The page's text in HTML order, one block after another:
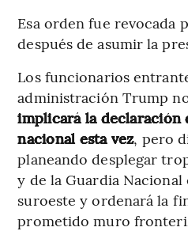
Esa orden fue revocada
después de asumir la
Los funcionarios
administración Trump
implicará la declaración
nacional esta vez, pero
planeando desplegar
y de la Guardia
suroeste y ordenará la
prometido muro